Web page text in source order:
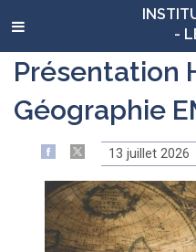
-
Présentation
Géographie
13 juillet 2026